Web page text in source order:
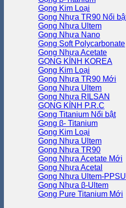
Gọng Kim Loại
Gọng Nhựa TR90
Gọng Nhựa Ultem
Gọng Nhựa Nano
Gọng Soft Polycarbonate
Gọng Nhựa Acetate
GỌNG KÍNH KOREA
Gọng Kim Loại
Gọng Nhựa TR90
Gọng Nhựa Ultem
Gọng Nhựa RILSAN
GỌNG KÍNH P.R.C
Gọng Titanium
Gọng β- Titanium
Gọng Kim Loại
Gọng Nhựa Ultem
Gọng Nhựa TR90
Gọng Nhựa Acetate
Gọng Nhựa Acetal
Gọng Nhựa Ultem-PPSU
Gọng Nhựa β-Ultem
Gọng Pure Titanium